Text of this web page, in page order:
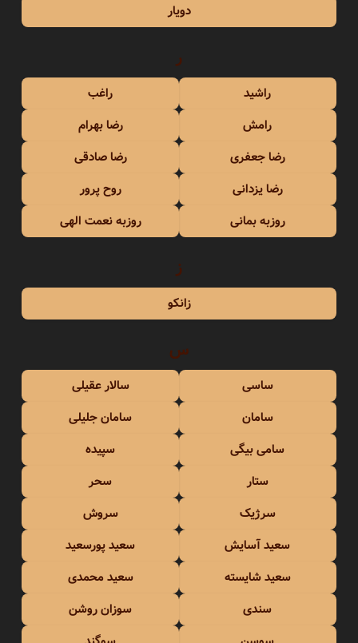
دویار
ر
راشید
راغب
رامش
رضا بهرام
رضا جعفری
رضا صادقی
رضا یزدانی
روح پرور
روزبه بمانی
روزبه نعمت الهی
ز
زانکو
س
ساسی
سالار عقیلی
سامان
سامان جلیلی
سامی بیگی
سپیده
ستار
سحر
سرژیک
سروش
سعید آسایش
سعید پورسعید
سعید شایسته
سعید محمدی
سندی
سوزان روشن